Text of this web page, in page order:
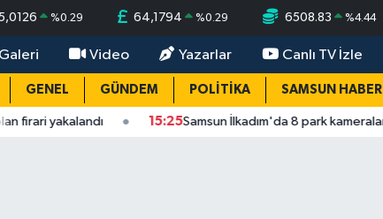
%0.29 64,1794 %0.29 6508.83 %4.44
Video Yazarlar Canlı TV İzle
GENEL GÜNDEM POLİTİKA SAMSUN HABER
15:25 Samsun İlkadım'da 8 park kameralarla donatıldı